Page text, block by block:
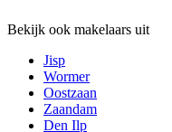
Bekijk ook makelaars uit
Jisp
Wormer
Oostzaan
Zaandam
Den Ilp